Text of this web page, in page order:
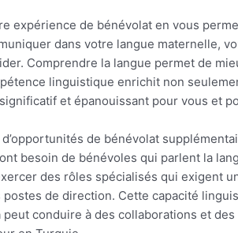
expérience de bénévolat en vous
dans votre langue maternelle,
Comprendre la langue permet de
linguistique enrichit non
et épanouissant pour vous et
de bénévolat
besoin de bénévoles qui parlent la
des rôles spécialisés qui exigent
de direction. Cette capacité
conduire à des collaborations et